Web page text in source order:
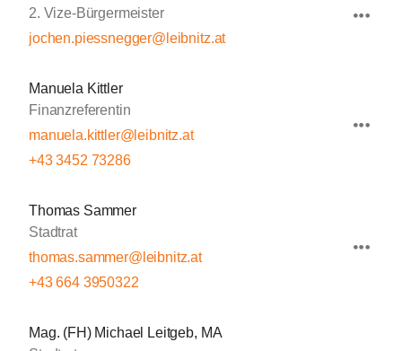
2. Vize-Bürgermeister
jochen.piessnegger@leibnitz.at
Manuela Kittler
Finanzreferentin
manuela.kittler@leibnitz.at
+43 3452 73286
Thomas Sammer
Stadtrat
thomas.sammer@leibnitz.at
+43 664 3950322
Mag. (FH) Michael Leitgeb, MA